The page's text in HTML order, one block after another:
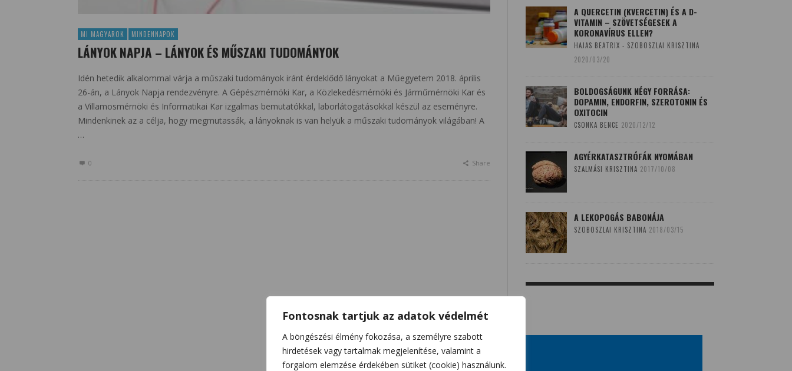
Fontosnak tartjuk az adatok védelmét
A böngészési élmény fokozása, a személyre szabott
hirdetések vagy tartalmak megjelenítése, valamint a
forgalom elemzése érdekében sütiket (cookie) használunk.
MI MAGYAROK MINDENNAPOK
LÁNYOK NAPJA – LÁNYOK ÉS MŰSZAKI TUDOMÁNYOK
Idén hetedik alkalommal várja a műszaki tudományok iránt érdeklődő lányokat a Műegyetem 2018. április
26-án, a Lányok Napja rendezvényre. A Gépészmérnöki Kar, a Közlekedésmérnöki és Járműmérnöki Kar és
a Villamosmérnöki és Informatikai Kar izgalmas bemutatókkal, laborlátogatásokkal készül az eseményre.
Mindenkinek az a célja, hogy megmutassák, a lányoknak is van helyük a műszaki tudományok világában! A
…
0 Share
A QUERCETIN (KVERCETIN) ÉS A D-
VITAMIN – SZÖVETSÉGESEK A
KORONAVÍRUS ELLEN?
HAJAS BEATRIX - SZOBOSZLAI KRISZTINA
2020/03/20
BOLDOGSÁGUNK NÉGY FORRÁSA:
DOPAMIN, ENDORFIN, SZEROTONIN ÉS
OXITOCIN
CSONKA BENCE 2020/12/12
AGYÉRKATASZTRÓFÁK NYOMÁBAN
SZALMÁSI KRISZTINA 2017/10/08
A LEKOPOGÁS BABONÁJA
SZOBOSZLAI KRISZTINA 2018/03/15